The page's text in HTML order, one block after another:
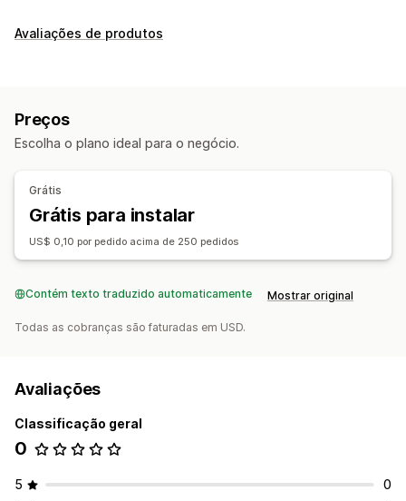
Avaliações de produtos
Preços
Escolha o plano ideal para o negócio.
Grátis
Grátis para instalar
US$ 0,10 por pedido acima de 250 pedidos
Contém texto traduzido automaticamente Mostrar original
Todas as cobranças são faturadas em USD.
Avaliações
Classificação geral
0
5
0